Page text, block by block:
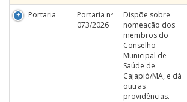
Portaria
Portaria nº
073/2026
Dispõe sobre
nomeação dos
membros do
Conselho
Municipal de
Saúde de
Cajapió/MA, e dá
outras
providências.